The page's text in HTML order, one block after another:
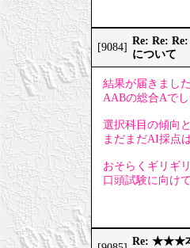
[9084]
Re: Re:
について
結果が届きました
AABの総合Aでし
選択科目の傾向
まだまだAI採点
おそらくギリギ
口頭試験に向け
Re: ★★★本